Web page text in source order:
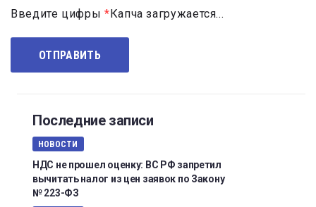
Введите цифры * Капча загружается...
Последние записи
НОВОСТИ
НДС не прошел оценку: ВС РФ запретил
вычитать налог из цен заявок по Закону
№ 223-ФЗ